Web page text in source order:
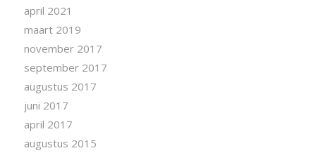
april 2021
maart 2019
november 2017
september 2017
augustus 2017
juni 2017
april 2017
augustus 2015